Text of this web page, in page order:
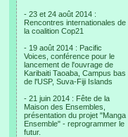
- 23 et 24 août 2014 :
Rencontres internationales de
la coalition Cop21
- 19 août 2014 : Pacific
Voices, conférence pour le
lancement de l'ouvrage de
Karibaiti Taoaba, Campus bas
de l'USP, Suva-Fiji Islands
- 21 juin 2014 : Fête de la
Maison des Ensembles,
présentation du projet "Manga
Ensemble" - reprogrammer le
futur.